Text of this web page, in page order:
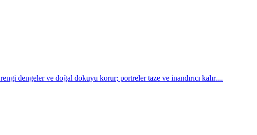
dengeler ve doğal dokuyu korur; portreler taze ve inandırıcı kalır....